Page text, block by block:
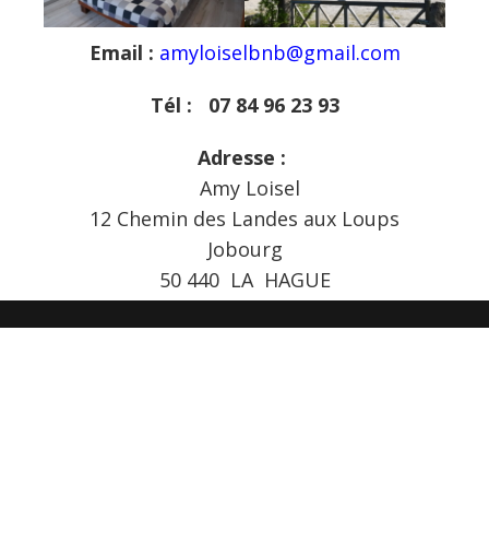
Email : amyloiselbnb@gmail.com
Tél : 07 84 96 23 93
Adresse :
Amy Loisel
12 Chemin des Landes aux Loups
Jobourg
50 440 LA HAGUE